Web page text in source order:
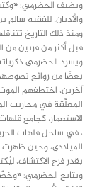
ويضيف الحضرمي:
ومنذ ذلك التاريخ
قبل أكثر من قرنين من
ويسرد الحضرمي
بعضًا من روائع
آخرين، اختطفهم
المعلَّقة في محاريب
الاستعمار، كجامع
، في ساحل قلهات
الميلادي، وحين ظهرت
بقدر فرح الاكتشاف،
ويتابع الحضرمي: